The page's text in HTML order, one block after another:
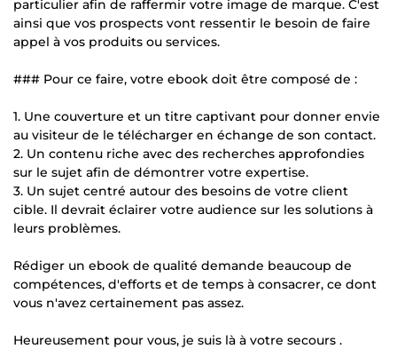
particulier afin de raffermir votre image de marque. C'est
ainsi que vos prospects vont ressentir le besoin de faire
appel à vos produits ou services.
### Pour ce faire, votre ebook doit être composé de :
1. Une couverture et un titre captivant pour donner envie
au visiteur de le télécharger en échange de son contact.
2. Un contenu riche avec des recherches approfondies
sur le sujet afin de démontrer votre expertise.
3. Un sujet centré autour des besoins de votre client
cible. Il devrait éclairer votre audience sur les solutions à
leurs problèmes.
Rédiger un ebook de qualité demande beaucoup de
compétences, d'efforts et de temps à consacrer, ce dont
vous n'avez certainement pas assez.
Heureusement pour vous, je suis là à votre secours .